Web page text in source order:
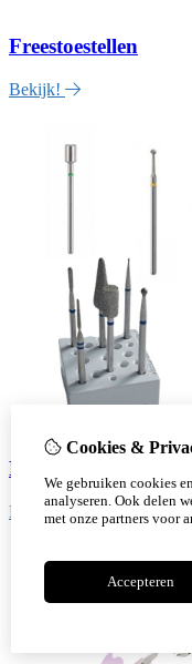
Freestoestellen
Bekijk!
Freesjes
Bekijk!
Cookies &
We gebruiken cookies
analyseren. Ook delen
met onze partners voor
Accepteren